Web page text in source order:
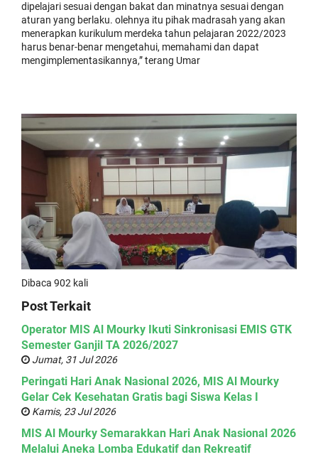
dipelajari sesuai dengan bakat dan minatnya sesuai dengan
aturan yang berlaku. olehnya itu pihak madrasah yang akan
menerapkan kurikulum merdeka tahun pelajaran 2022/2023
harus benar-benar mengetahui, memahami dan dapat
mengimplementasikannya,” terang Umar
Dibaca 902 kali
Post Terkait
Operator MIS Al Mourky Ikuti Sinkronisasi EMIS GTK
Semester Ganjil TA 2026/2027
Jumat, 31 Jul 2026
Peringati Hari Anak Nasional 2026, MIS Al Mourky
Gelar Cek Kesehatan Gratis bagi Siswa Kelas I
Kamis, 23 Jul 2026
MIS Al Mourky Semarakkan Hari Anak Nasional 2026
Melalui Aneka Lomba Edukatif dan Rekreatif